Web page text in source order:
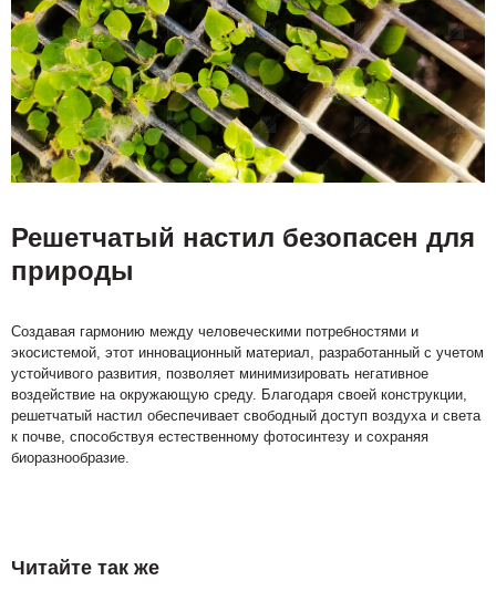
Решетчатый настил безопасен для
природы
Создавая гармонию между человеческими потребностями и
экосистемой, этот инновационный материал, разработанный с учетом
устойчивого развития, позволяет минимизировать негативное
воздействие на окружающую среду. Благодаря своей конструкции,
решетчатый настил обеспечивает свободный доступ воздуха и света
к почве, способствуя естественному фотосинтезу и сохраняя
биоразнообразие.
Читайте так же